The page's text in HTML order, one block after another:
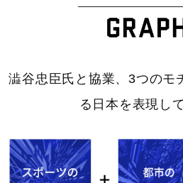
澁谷忠臣氏と協業、3つのモ
る日本を表現し